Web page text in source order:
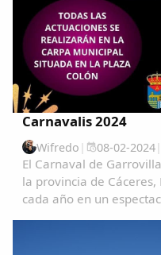
Carnavalis 2024
Wifredo | 08-02-2024|
El Carnaval de
la provincia de
cada año en un